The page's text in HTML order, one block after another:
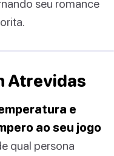
seu romance
Atrevidas
e
ao seu jogo
qual persona